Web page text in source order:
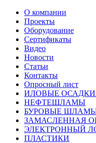
О компании
Проекты
Оборудование
Сертификаты
Видео
Новости
Статьи
Контакты
Опросный лист
ИЛОВЫЕ
НЕФТЕШЛАМЫ
БУРОВЫЕ
ЗАМАСЛЕННАЯ
ЭЛЕКТРОННЫЙ
ПЛАСТИКИ